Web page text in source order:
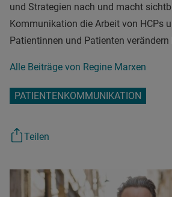
und Strategien nach und macht
Kommunikation die Arbeit von HCPs
Patientinnen und Patienten verändern
Alle Beiträge von Regine Marxen
PATIENTENKOMMUNIKATION
Teilen